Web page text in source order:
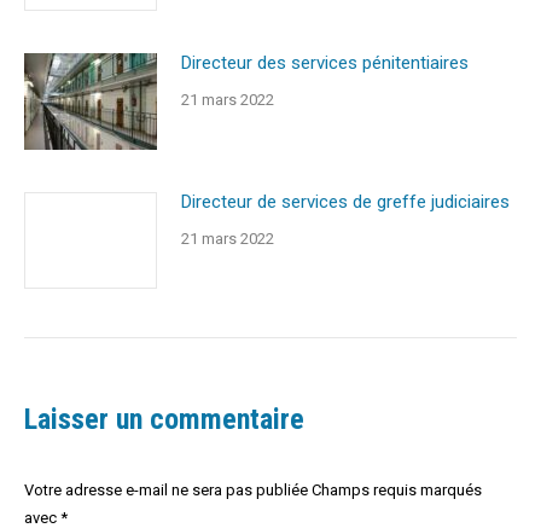
Directeur des services pénitentiaires
21 mars 2022
Directeur de services de greffe judiciaires
21 mars 2022
Laisser un commentaire
Votre adresse e-mail ne sera pas publiée Champs requis marqués
avec *